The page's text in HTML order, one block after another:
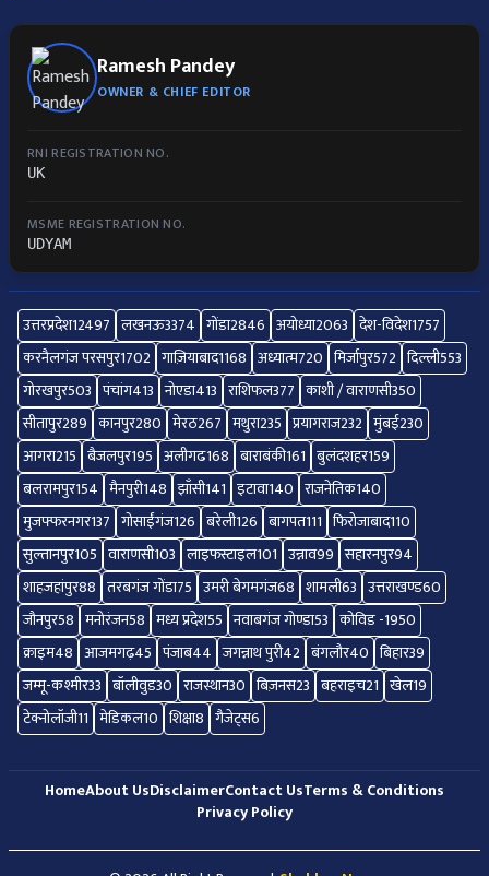
Ramesh Pandey
OWNER & CHIEF EDITOR
RNI REGISTRATION NO.
UK
MSME REGISTRATION NO.
UDYAM
उत्तरप्रदेश12497 लखनऊ3374 गोंडा2846 अयोध्या2063 देश-विदेश1757
करनैलगंज परसपुर1702 गाज़ियाबाद1168 अध्यात्म720 मिर्जापुर572 दिल्ली553
गोरखपुर503 पंचांग413 नोएडा413 राशिफल377 काशी / वाराणसी350
सीतापुर289 कानपुर280 मेरठ267 मथुरा235 प्रयागराज232 मुंबई230
आगरा215 बैजलपुर195 अलीगढ168 बाराबंकी161 बुलंदशहर159
बलरामपुर154 मैनपुरी148 झाँसी141 इटावा140 राजनेतिक140
मुजफ्फरनगर137 गोसाईंगंज126 बरेली126 बागपत111 फिरोजाबाद110
सुल्तानपुर105 वाराणसी103 लाइफस्टाइल101 उन्नाव99 सहारनपुर94
शाहजहांपुर88 तरबगंज गोंडा75 उमरी बेगमगंज68 शामली63 उत्तराखण्ड60
जौनपुर58 मनोरंजन58 मध्य प्रदेश55 नवाबगंज गोण्डा53 कोविड -1950
क्राइम48 आजमगढ़45 पंजाब44 जगन्नाथ पुरी42 बंगलौर40 बिहार39
जम्मू-कश्मीर33 बॉलीवुड30 राजस्थान30 बिज़नस23 बहराइच21 खेल19
टेक्नोलॉजी11 मेडिकल10 शिक्षा8 गैजेट्स6
HomeAbout UsDisclaimerContact UsTerms & Conditions
Privacy Policy